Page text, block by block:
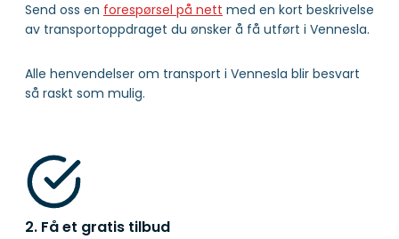
Send oss en forespørsel på nett med en kort beskrivelse
av transportoppdraget du ønsker å få utført i Vennesla.
Alle henvendelser om transport i Vennesla blir besvart
så raskt som mulig.
2. Få et gratis tilbud